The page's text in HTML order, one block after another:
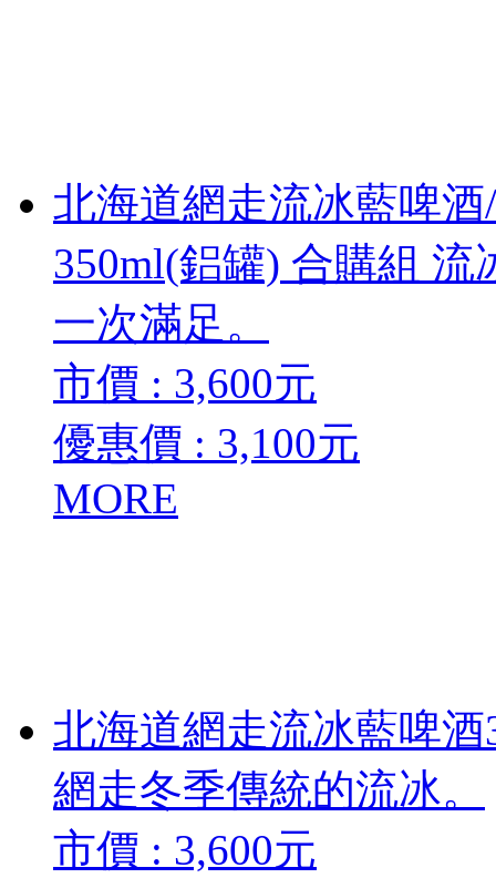
北海道網走流冰藍啤
350ml(鋁罐) 合購組 流
一次滿足。
市價 : 3,600元
優惠價 : 3,100元
MORE
北海道網走流冰藍啤酒
網走冬季傳統的流冰。
市價 : 3,600元